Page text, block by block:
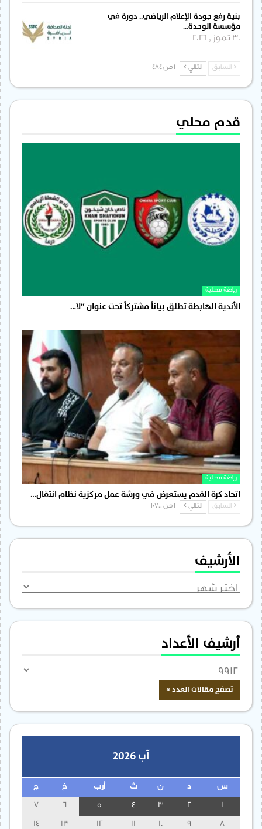
بنية رفع جودة الإعلام الرياضي.. دورة في
مؤسسة الوحدة…
30 تموز , 2026
السابق التالي
قدم محلي
رياضة محلية
الأندية الهابطة تطلق بياناً مشتركاً تحت عنوان “لا…
رياضة محلية
اتحاد كرة القدم يستعرض في ورشة عمل مركزية نظام انتقال…
السابق التالي
الأرشيف
الأرشيف
أرشيف الأعداد
آب 2026
س ن ث أرب خ ج
3
13
14